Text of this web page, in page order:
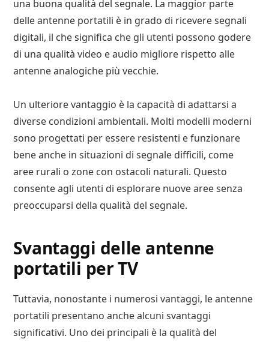
una buona qualità del segnale. La maggior parte
delle antenne portatili è in grado di ricevere segnali
digitali, il che significa che gli utenti possono godere
di una qualità video e audio migliore rispetto alle
antenne analogiche più vecchie.
Un ulteriore vantaggio è la capacità di adattarsi a
diverse condizioni ambientali. Molti modelli moderni
sono progettati per essere resistenti e funzionare
bene anche in situazioni di segnale difficili, come
aree rurali o zone con ostacoli naturali. Questo
consente agli utenti di esplorare nuove aree senza
preoccuparsi della qualità del segnale.
Svantaggi delle antenne
portatili per TV
Tuttavia, nonostante i numerosi vantaggi, le antenne
portatili presentano anche alcuni svantaggi
significativi. Uno dei principali è la qualità del